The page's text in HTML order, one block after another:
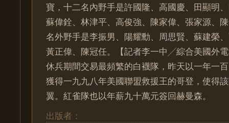
寶，十二名內野手是許國隆、高國慶、田顯明
蘇偉銓、林津平、高俊強、陳家偉、張家源、
名外野手是李振男、陽耀勳、周思賢、蘇建榮
黃正偉、陳冠任。【記者李一中╱綜合美國外
休兵期間交易最頻繁的白襪隊，昨天以一年一
獲得一九九八年美國聯盟救援王的哥登，使得
翼。紅雀隊也以年薪九十萬元簽回赫曼森。
出版者：